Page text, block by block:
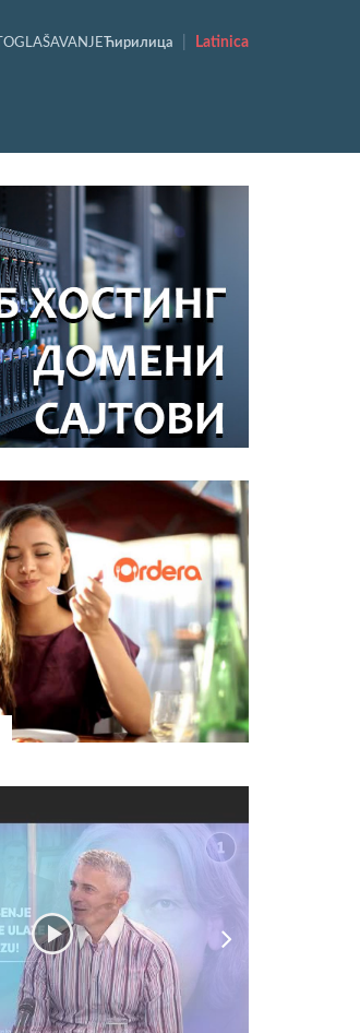
OGLAŠAVANJE Ћирилица Latinica